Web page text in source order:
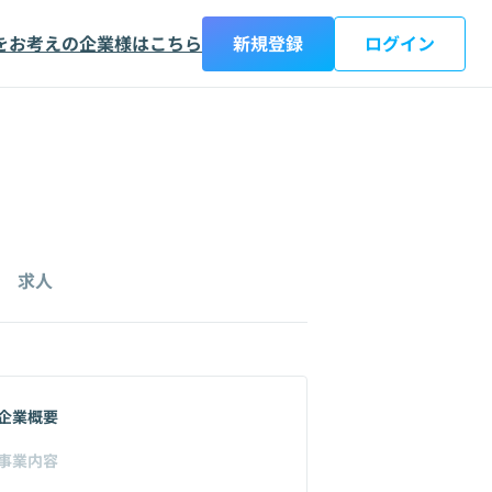
お考えの企業様はこちら 新規登録 ログイン
求人
業概要
業内容